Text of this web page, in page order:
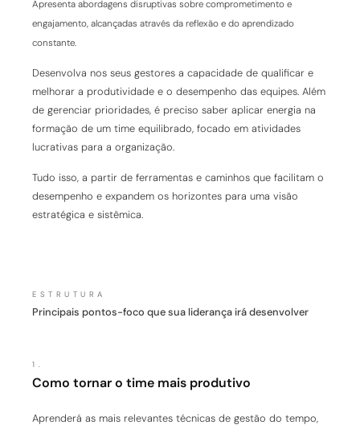
Apresenta abordagens disruptivas sobre comprometimento e
engajamento, alcançadas através da reflexão e do aprendizado
constante.
Desenvolva nos seus gestores a capacidade de qualificar e
melhorar a produtividade e o desempenho das equipes. Além
de gerenciar prioridades, é preciso saber aplicar energia na
formação de um time equilibrado, focado em atividades
lucrativas para a organização.
Tudo isso, a partir de ferramentas e caminhos que facilitam o
desempenho e expandem os horizontes para uma visão
estratégica e sistêmica.
ESTRUTURA
Principais pontos-foco que sua liderança irá desenvolver
1.
Como tornar o time mais produtivo
Aprenderá as mais relevantes técnicas de gestão do tempo,